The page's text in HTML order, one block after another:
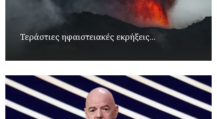
Τεράστιες ηφαιστειακές εκρήξεις...